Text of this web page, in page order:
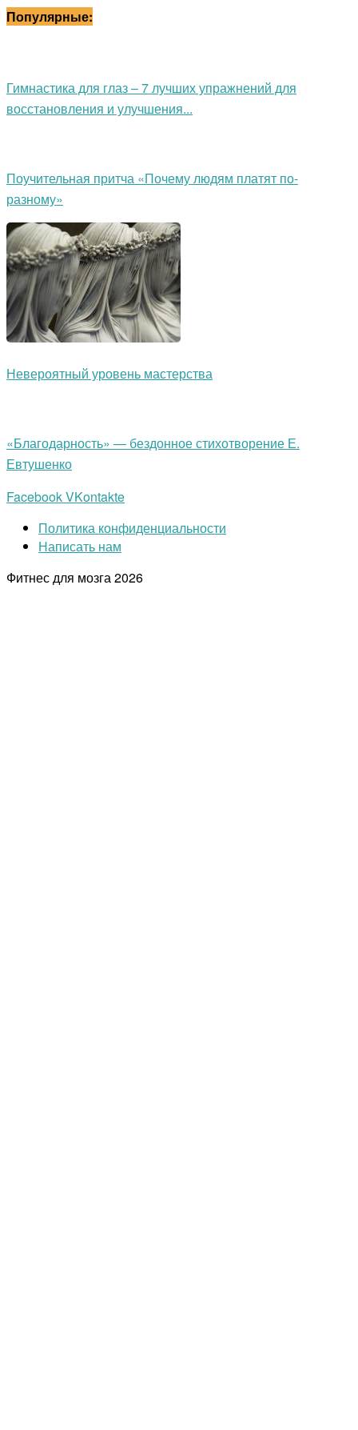
Популярные:
Гимнастика для глаз – 7 лучших упражнений для
восстановления и улучшения...
Поучительная притча «Почему людям платят по-
разному»
Невероятный уровень мастерства
«Благодарность» — бездонное стихотворение Е.
Евтушенко
FacebookVKontakte
Политика конфиденциальности
Написать нам
Фитнес для мозга2026